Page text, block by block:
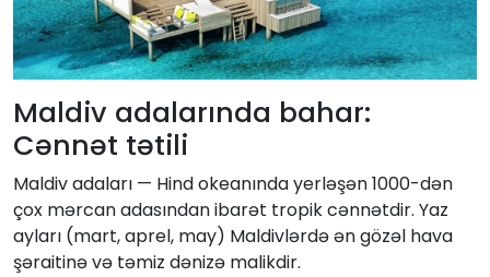
Maldiv adalarında bahar:
Cənnət tətili
Maldiv adaları — Hind okeanında yerləşən 1000-dən
çox mərcan adasından ibarət tropik cənnətdir. Yaz
ayları (mart, aprel, may) Maldivlərdə ən gözəl hava
şəraitinə və təmiz dənizə malikdir.